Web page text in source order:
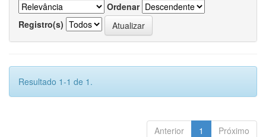
Ordenar
Registro(s)
Resultado 1-1 de 1.
Anterior 1 Próximo